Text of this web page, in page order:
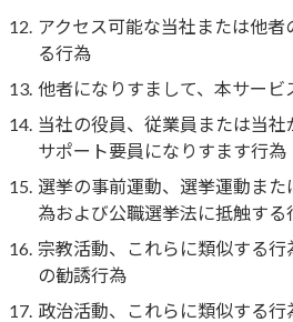
アクセス可能な当社または他
る行為
他者になりすまして、本サービ
当社の役員、従業員または当
サポート要員になりすます行為
選挙の事前運動、選挙運動ま
為および公職選挙法に抵触する
宗教活動、これらに類似する
の勧誘行為
政治活動、これらに類似する